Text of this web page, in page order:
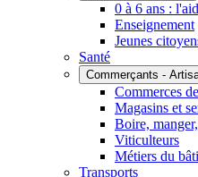
0 à 6 ans :
Enseignement
Jeunes
Santé
Commerçants -
Commerces
Magasins et
Boire,
Viticulteurs
Métiers du
Transports